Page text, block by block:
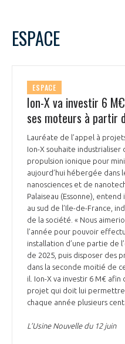
PRÉSENTATION
NOTRE VISION
NOS MISSIONS
NOTRE HISTOIRE
ORGANISATION
LE CONSEIL DU GIFAS
L’ÉQUIPE DU GIFAS
NOS RÉSEAUX À
FONCTIONNEMENT
GEADS
COMITÉ AERO PME
STARTAIR
COMMISSIONS ET COMITÉS
ACCOMPAGNEMENT DE
LES PROGRAMMES DU GIFAS
UN ÉCOSYSTÈME INTÉGRÉ ET
POURQUOI DEVENIR MEMBRE ?
LA MÉDIATION
LA MÉDIATION DANS LA
LE MÉDIATEUR DE LA FILIÈRE
MÉDIATION ET CHARTE
LE SALON DU BOURGET
11
ESPACE
ESPACE
Ion-X va investir 6
ses moteurs à partir
Lauréate de l’appel à
Ion-X souhaite industrialiser
propulsion ionique pour
aujourd’hui hébergée dans
nanosciences et de
Palaiseau (Essonne),
au sud de l’Ile-de-France,
de la société. « Nous
l’année pour pouvoir
installation d’une partie de
de 2025, puis disposer des
dans la seconde moitié de
il. Ion-X va investir 6 M€ afin
projet qui doit lui
chaque année plusieurs
L’Usine Nouvelle du 12 juin
Rejoignez une filière
Découvrez les
Rencontres,